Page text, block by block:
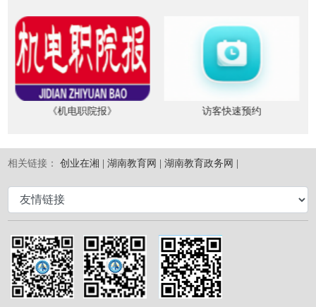
《机电职院报》 访客快速预约
相关链接：创业在湘 | 湖南教育网 | 湖南教育政务网 |